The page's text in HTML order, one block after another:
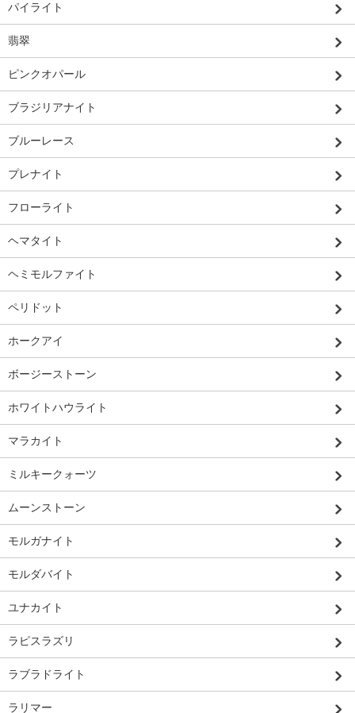
パイライト
翡翠
ピンクオパール
ブラジリアナイト
ブルーレース
プレナイト
フローライト
ヘマタイト
ヘミモルファイト
ペリドット
ホークアイ
ボージーストーン
ホワイトハウライト
マラカイト
ミルキークォーツ
ムーンストーン
モルガナイト
モルダバイト
ユナカイト
ラピスラズリ
ラブラドライト
ラリマー